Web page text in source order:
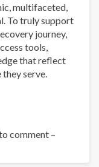
multifaceted,
To truly support
journey,
tools,
that reflect
serve.
comment –